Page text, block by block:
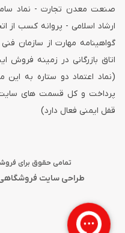
صنعت معدن تجارت - نماد
ارشاد اسلامی - پروانه کسب
گواهینامه مهارت از سازمان
اتاق بازرگانی در زمینه فروش
(نماد اعتماد دو ستاره به
پرداخت و کل قسمت های سایت
قفل ایمنی فعال دارد)
تمامی حقوق برای
طراحی سایت